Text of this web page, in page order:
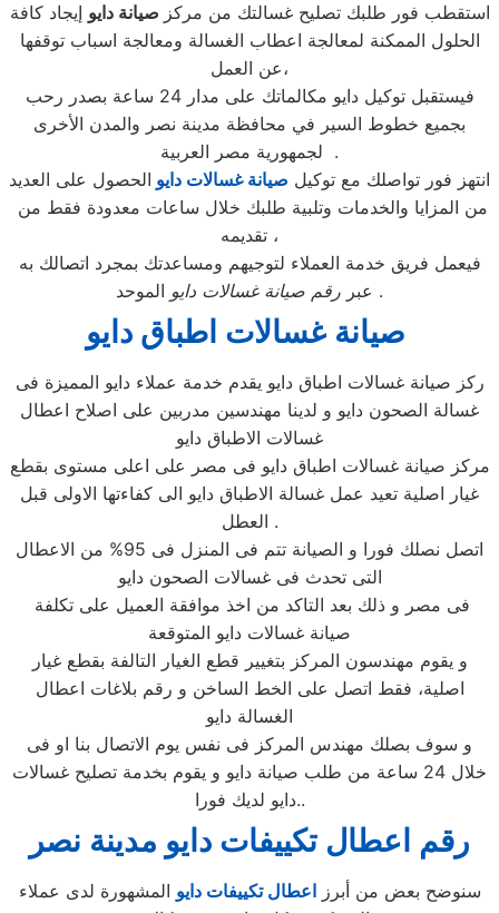
استقطب فور طلبك تصليح غسالتك من مركز صيانة دايو إيجاد كافة
الحلول الممكنة لمعالجة اعطاب الغسالة ومعالجة اسباب توقفها
عن العمل،
فيستقبل توكيل دايو مكالماتك على مدار 24 ساعة بصدر رحب
بجميع خطوط السير في محافظة مدينة نصر والمدن الأخرى
لجمهورية مصر العربية .
انتهز فور تواصلك مع توكيل صيانة غسالات دايو الحصول على العديد
تقديمه ،
فيعمل فريق خدمة العملاء لتوجيهم ومساعدتك بمجرد اتصالك به
عبر رقم صيانة غسالات دايو الموحد .
ركز صيانة غسالات اطباق دايو يقدم خدمة عملاء دايو المميزة فى
غسالة الصحون دايو و لدينا مهندسين مدربين على اصلاح اعطال
غسالات الاطباق دايو
مركز صيانة غسالات اطباق دايو فى مصر على اعلى مستوى بقطع
غيار اصلية تعيد عمل غسالة الاطباق دايو الى كفاءتها الاولى قبل
العطل .
اتصل نصلك فورا و الصيانة تتم فى المنزل فى 95% من الاعطال
التى تحدث فى غسالات الصحون دايو
صيانة غسالات دايو المتوقعة
و يقوم مهندسون المركز بتغيير قطع الغيار التالفة بقطع غيار
اصلية، فقط اتصل على الخط الساخن و رقم بلاغات اعطال
الغسالة دايو
و سوف بصلك مهندس المركز فى نفس يوم الاتصال بنا او فى
خلال 24 ساعة من طلب صيانة دايو و يقوم بخدمة تصليح غسالات
دايو لديك فورا..
رقم اعطال تكييفات دايو مدينة نصر
سنوضح بعض من أبرزاعطال تكييفات دايو المشهورة لدى عملاء